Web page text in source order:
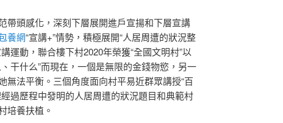
頭感化，深刻下層展開進戶宣揚和下層宣講
養網“宣講+”情勢，積極展開“人居周遭的狀況整
運動，聯合樓下村2020年榮獲“全國文明村”以
干什么”而現在，一個是無限的金錢物慾，另一
無法平衡。三個角度面向村平易近群眾講授“百
過歷程中發明的人居周遭的狀況題目和典範村
培養扶植。